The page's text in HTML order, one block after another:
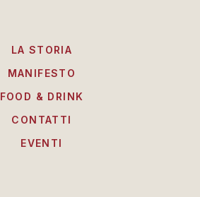
LA STORIA
MANIFESTO
FOOD & DRINK
CONTATTI
EVENTI